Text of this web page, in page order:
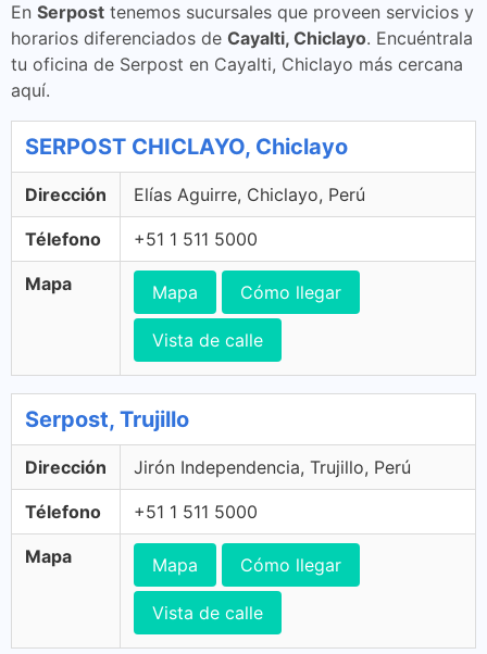
En Serpost tenemos sucursales que proveen servicios y
horarios diferenciados de Cayalti, Chiclayo. Encuéntrala
tu oficina de Serpost en Cayalti, Chiclayo más cercana
aquí.
SERPOST CHICLAYO, Chiclayo
Dirección Elías Aguirre, Chiclayo, Perú
Télefono +51 1 511 5000
Mapa Mapa Cómo llegar
Vista de calle
Serpost, Trujillo
Dirección Jirón Independencia, Trujillo, Perú
Télefono +51 1 511 5000
Mapa Mapa Cómo llegar
Vista de calle